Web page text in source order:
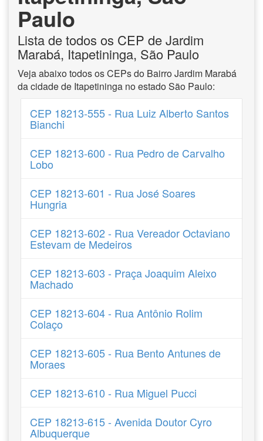
Paulo
Lista de todos os CEP de Jardim
Marabá, Itapetininga, São Paulo
Veja abaixo todos os CEPs do Bairro Jardim Marabá
da cidade de Itapetininga no estado São Paulo:
CEP 18213-555 - Rua Luiz Alberto Santos
Bianchi
CEP 18213-600 - Rua Pedro de Carvalho
Lobo
CEP 18213-601 - Rua José Soares
Hungria
CEP 18213-602 - Rua Vereador Octaviano
Estevam de Medeiros
CEP 18213-603 - Praça Joaquim Aleixo
Machado
CEP 18213-604 - Rua Antônio Rolim
Colaço
CEP 18213-605 - Rua Bento Antunes de
Moraes
CEP 18213-610 - Rua Miguel Pucci
CEP 18213-615 - Avenida Doutor Cyro
Albuquerque